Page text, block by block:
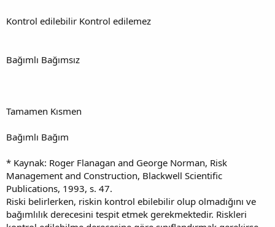
Kontrol edilebilir Kontrol edilemez
Bağımlı Bağımsız
Tamamen Kısmen
Bağımlı Bağım
* Kaynak: Roger Flanagan and George Norman, Risk
Management and Construction, Blackwell Scientific
Publications, 1993, s. 47.
Riski belirlerken, riskin kontrol ebilebilir olup olmadığını ve
bağımlılık derecesini tespit etmek gerekmektedir. Riskleri